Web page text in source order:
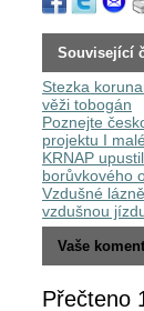
Související
Stezka
věži tobogán
Poznejte
projektu I
KRNAP
borůvkového
Vzdušné
vzdušnou
Vaše
Přečteno